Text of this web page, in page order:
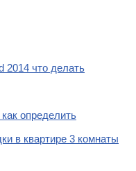
2014 что делать
определить
в квартире 3 комнаты